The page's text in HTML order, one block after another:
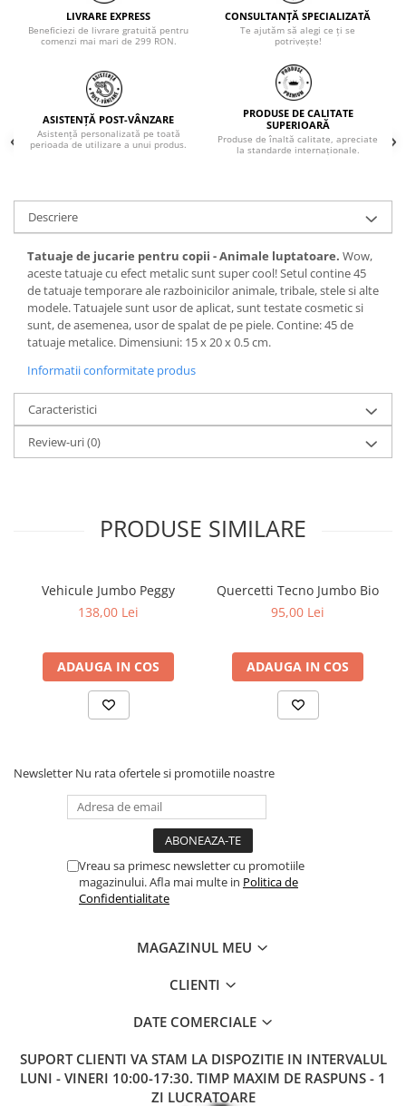
LIVRARE EXPRESS
Beneficiezi de livrare gratuită pentru
comenzi mai mari de 299 RON.
CONSULTANȚĂ SPECIALIZATĂ
Te ajutăm să alegi ce ți se
potrivește!
ASISTENȚĂ POST-VÂNZARE
Asistență personalizată pe toată
perioada de utilizare a unui produs.
PRODUSE DE CALITATE
SUPERIOARĂ
Produse de înaltă calitate, apreciate
la standarde internaționale.
Descriere
Tatuaje de jucarie pentru copii - Animale luptatoare. Wow,
aceste tatuaje cu efect metalic sunt super cool! Setul contine 45
de tatuaje temporare ale razboinicilor animale, tribale, stele si alte
modele. Tatuajele sunt usor de aplicat, sunt testate cosmetic si
sunt, de asemenea, usor de spalat de pe piele. Contine: 45 de
tatuaje metalice. Dimensiuni: 15 x 20 x 0.5 cm.
Informatii conformitate produs
Caracteristici
Review-uri(0)
PRODUSE SIMILARE
Vehicule Jumbo Peggy
138,00 Lei
ADAUGA IN COS
Quercetti Tecno Jumbo Bio
95,00 Lei
ADAUGA IN COS
Newsletter Nu rata ofertele si promotiile noastre
Vreau sa primesc newsletter cu promotiile
magazinului. Afla mai multe in Politica de
Confidentialitate
MAGAZINUL MEU
CLIENTI
DATE COMERCIALE
SUPORT CLIENTI VA STAM LA DISPOZITIE IN INTERVALUL
LUNI - VINERI 10:00-17:30. TIMP MAXIM DE RASPUNS - 1
ZI LUCRATOARE